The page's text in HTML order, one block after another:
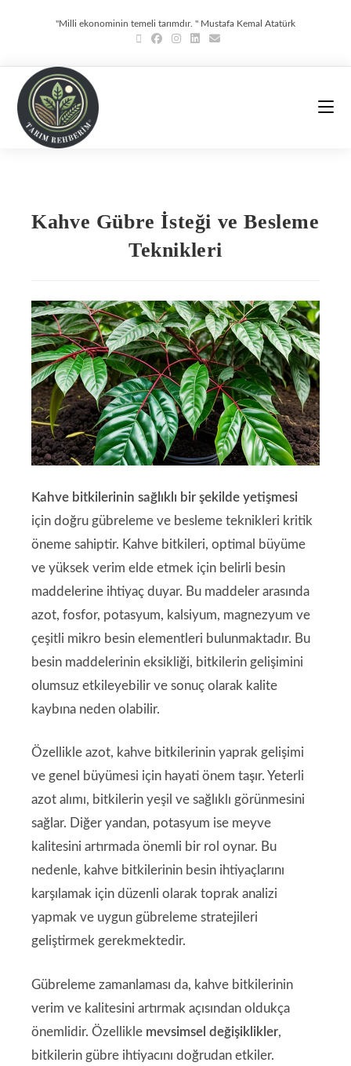
''Milli ekonominin temeli tarımdır. '' Mustafa Kemal Atatürk
Kahve Gübre İsteği ve Besleme
Teknikleri
Kahve bitkilerinin sağlıklı bir şekilde yetişmesi
için doğru gübreleme ve besleme teknikleri kritik
öneme sahiptir. Kahve bitkileri, optimal büyüme
ve yüksek verim elde etmek için belirli besin
maddelerine ihtiyaç duyar. Bu maddeler arasında
azot, fosfor, potasyum, kalsiyum, magnezyum ve
çeşitli mikro besin elementleri bulunmaktadır. Bu
besin maddelerinin eksikliği, bitkilerin gelişimini
olumsuz etkileyebilir ve sonuç olarak kalite
kaybına neden olabilir.
Özellikle azot, kahve bitkilerinin yaprak gelişimi
ve genel büyümesi için hayati önem taşır. Yeterli
azot alımı, bitkilerin yeşil ve sağlıklı görünmesini
sağlar. Diğer yandan, potasyum ise meyve
kalitesini artırmada önemli bir rol oynar. Bu
nedenle, kahve bitkilerinin besin ihtiyaçlarını
karşılamak için düzenli olarak toprak analizi
yapmak ve uygun gübreleme stratejileri
geliştirmek gerekmektedir.
Gübreleme zamanlaması da, kahve bitkilerinin
verim ve kalitesini artırmak açısından oldukça
önemlidir. Özellikle mevsimsel değişiklikler,
bitkilerin gübre ihtiyacını doğrudan etkiler.